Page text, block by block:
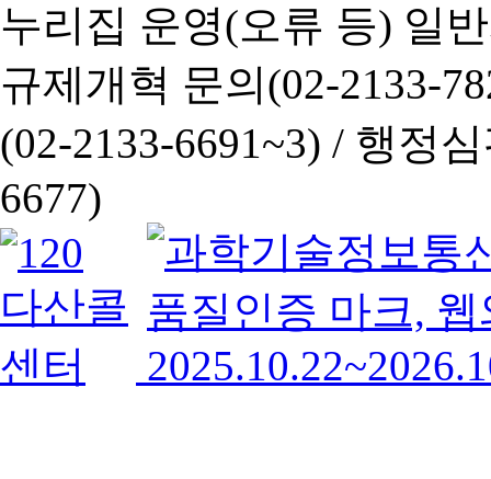
누리집 운영(오류 등) 일
규제개혁 문의(02-2133-
(02-2133-6691~3) / 행정심
6677)